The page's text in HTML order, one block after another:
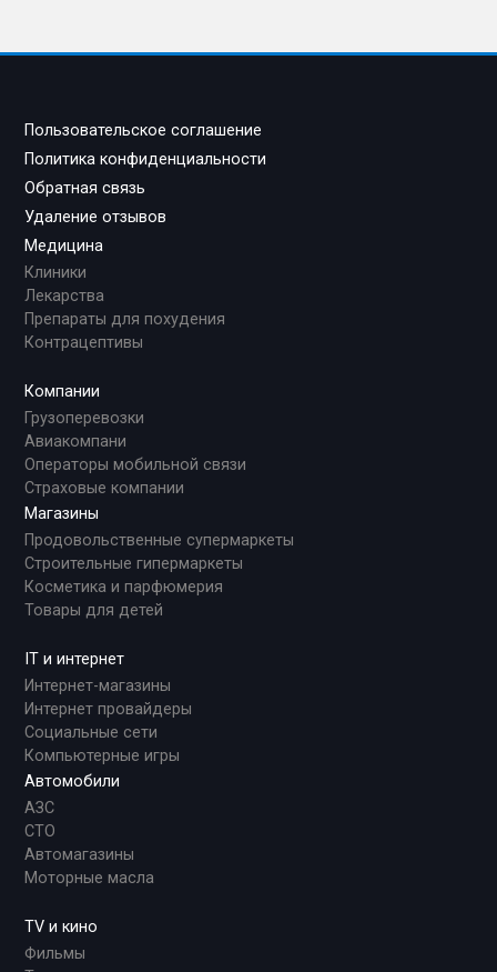
Пользовательское соглашение
Политика конфиденциальности
Обратная связь
Удаление отзывов
Медицина
Клиники
Лекарства
Препараты для похудения
Контрацептивы
Компании
Грузоперевозки
Авиакомпани
Операторы мобильной связи
Страховые компании
Магазины
Продовольственные супермаркеты
Строительные гипермаркеты
Косметика и парфюмерия
Товары для детей
IT и интернет
Интернет-магазины
Интернет провайдеры
Социальные сети
Компьютерные игры
Автомобили
АЗС
СТО
Автомагазины
Моторные масла
TV и кино
Фильмы